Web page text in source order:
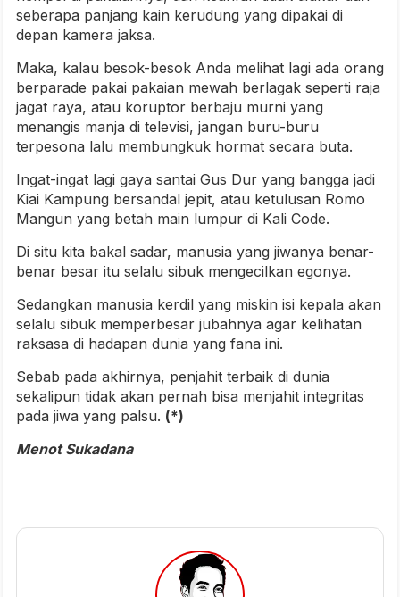
seberapa panjang kain kerudung yang dipakai di
depan kamera jaksa.
Maka, kalau besok-besok Anda melihat lagi ada orang
berparade pakai pakaian mewah berlagak seperti raja
jagat raya, atau koruptor berbaju murni yang
menangis manja di televisi, jangan buru-buru
terpesona lalu membungkuk hormat secara buta.
Ingat-ingat lagi gaya santai Gus Dur yang bangga jadi
Kiai Kampung bersandal jepit, atau ketulusan Romo
Mangun yang betah main lumpur di Kali Code.
Di situ kita bakal sadar, manusia yang jiwanya benar-
benar besar itu selalu sibuk mengecilkan egonya.
Sedangkan manusia kerdil yang miskin isi kepala akan
selalu sibuk memperbesar jubahnya agar kelihatan
raksasa di hadapan dunia yang fana ini.
Sebab pada akhirnya, penjahit terbaik di dunia
sekalipun tidak akan pernah bisa menjahit integritas
pada jiwa yang palsu. (*)
Menot Sukadana